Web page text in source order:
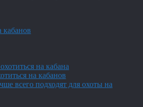
кабанов
на кабана
на кабанов
всего подходят для охоты на